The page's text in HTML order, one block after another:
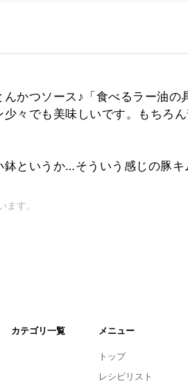
かつソース♪「食べるラー油の
々でも美味しいです。もちろ
というか…そういう感じの豚キ
す。
カテゴリ一覧 メニュー
トップ
レシピリスト